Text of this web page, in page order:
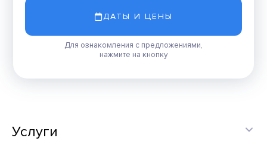
ДАТЫ И ЦЕНЫ
Для ознакомления с предложениями,
нажмите на кнопку
Услуги